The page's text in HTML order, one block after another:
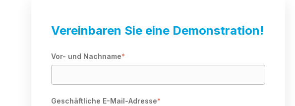
Vereinbaren Sie eine Demonstration!
Vor- und Nachname*
Geschäftliche E-Mail-Adresse*